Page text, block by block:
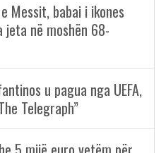
Messit, babai i ikones
në moshën 68-
u pagua nga UEFA,
Telegraph”